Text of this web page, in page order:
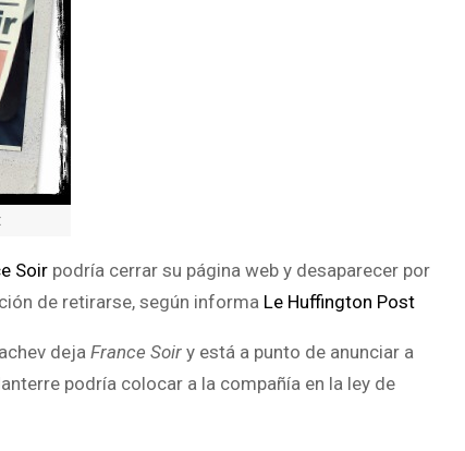
Soir podría cerrar su página web y desaparecer por
de retirarse, según informa Le Huffington Post
deja France Soir y está a punto de anunciar a
podría colocar a la compañía en la ley de